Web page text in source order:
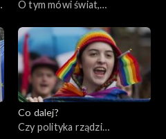
O tym mówi świat,
Co dalej?
Czy polityka rządzi